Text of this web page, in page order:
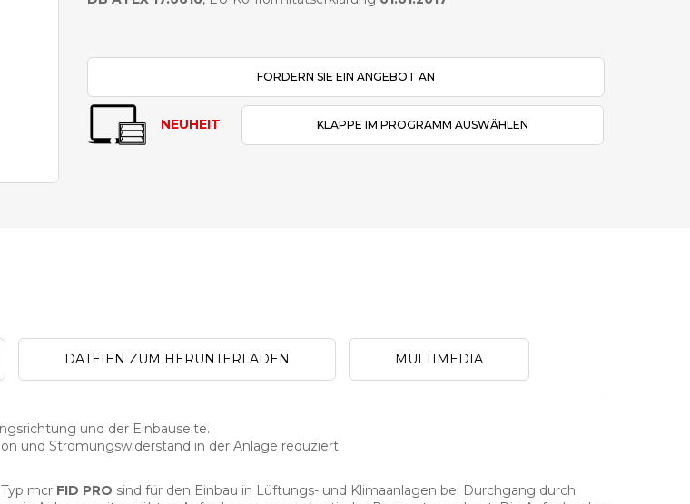
FORDERN SIE EIN ANGEBOT AN
NEUHEIT KLAPPE IM PROGRAMM AUSWÄHLEN
DATEIEN ZUM HERUNTERLADEN MULTIMEDIA
und der Einbauseite.
und Strömungswiderstand in der Anlage reduziert.
mcr FID PRO sind für den Einbau in Lüftungs- und Klimaanlagen bei Durchgang durch